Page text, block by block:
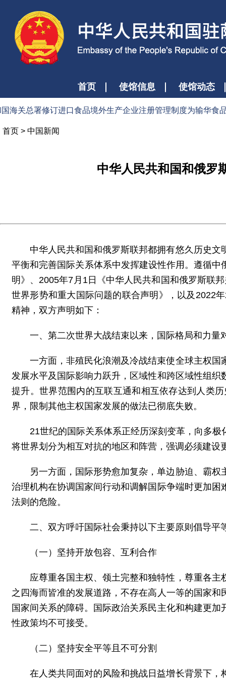
首页 使馆信息 使馆动态
海关总署修订进口食品境外生产企业注册管理制度为输华食
首页 > 中国新闻
中华人民共和国和俄罗
中华人民共和国和俄罗斯联邦都拥有悠久历史
平衡和完善国际关系体系中发挥建设性作用。遵循
明》、2005年7月1日《中华人民共和国和俄罗斯联
世界形势和重大国际问题的联合声明》，以及2022
精神，双方声明如下：
一、第二次世界大战结束以来，国际格局和力量
一方面，非殖民化浪潮及冷战结束使全球主权
发展水平及国际影响力跃升，区域性和跨区域性组
提升。世界范围内的互联互通和相互依存达到人类
界，限制其他主权国家发展的做法已彻底失败。
21世纪的国际关系体系正经历深刻变革，向多
将世界划分为相互对抗的地区和阵营，强调必须建
另一方面，国际形势愈加复杂，单边胁迫、霸
治理机构在协调国家间行动和调解国际争端时更加
法则的危险。
二、双方呼吁国际社会秉持以下主要原则倡导
（一）坚持开放包容、互利合作
应尊重各国主权、领土完整和独特性，尊重各
之四海而皆准的发展道路，不存在高人一等的国家
国家间关系的障碍。国际政治关系民主化和构建更
性政策均不可接受。
（二）坚持安全平等且不可分割
在人类共同面对的风险和挑战日益增长背景下